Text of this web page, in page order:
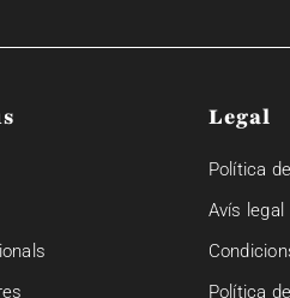
Legal
Política
Avís legal
Política